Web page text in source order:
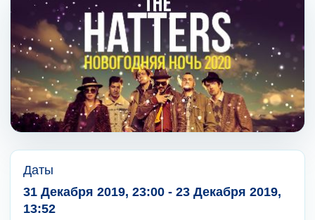
Даты
31 Декабря 2019, 23:00 - 23 Декабря 2019,
13:52